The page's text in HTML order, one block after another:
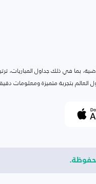
بما في ذلك جداول المباريات،
العالم بتجربة متميزة ومعلومات